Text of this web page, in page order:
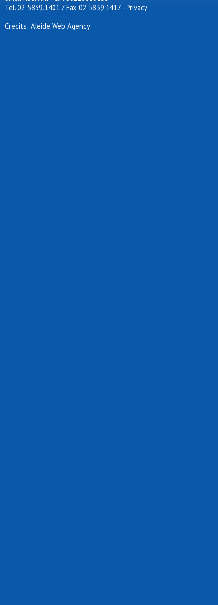
Tel. 02 5839.1401 / Fax 02 5839.1417 - Privacy
Credits: Aleide Web Agency